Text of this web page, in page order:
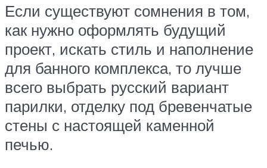
Если существуют сомнения в том,
как нужно оформлять будущий
проект, искать стиль и наполнение
для банного комплекса, то лучше
всего выбрать русский вариант
парилки, отделку под бревенчатые
стены с настоящей каменной
печью.